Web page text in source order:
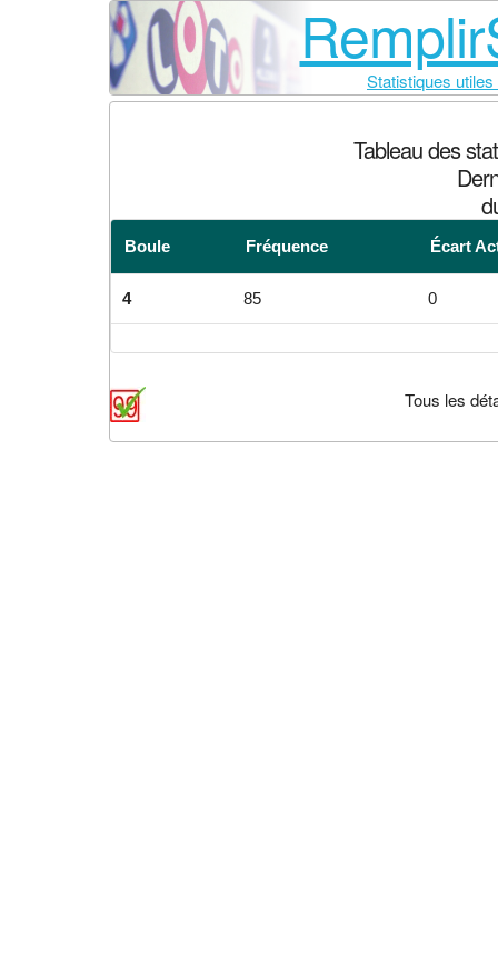
Statistiques
Tableau des
Boule Fréquence Écart
4 85 0
Tous les